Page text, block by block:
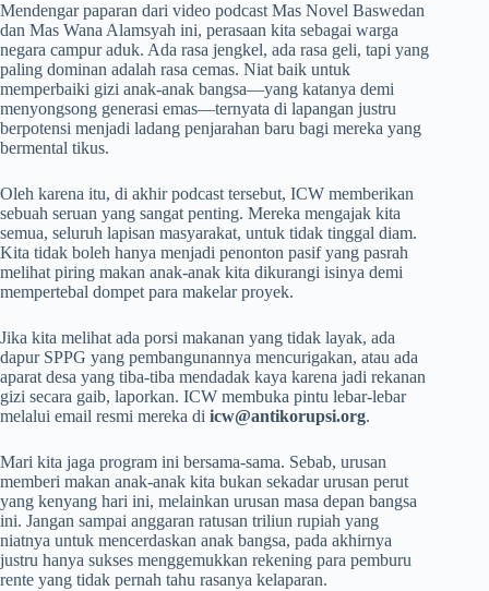
Mendengar paparan dari video podcast Mas Novel Baswedan
dan Mas Wana Alamsyah ini, perasaan kita sebagai warga
negara campur aduk. Ada rasa jengkel, ada rasa geli, tapi yang
paling dominan adalah rasa cemas. Niat baik untuk
memperbaiki gizi anak-anak bangsa—yang katanya demi
menyongsong generasi emas—ternyata di lapangan justru
berpotensi menjadi ladang penjarahan baru bagi mereka yang
bermental tikus.
Oleh karena itu, di akhir podcast tersebut, ICW memberikan
sebuah seruan yang sangat penting. Mereka mengajak kita
semua, seluruh lapisan masyarakat, untuk tidak tinggal diam.
Kita tidak boleh hanya menjadi penonton pasif yang pasrah
melihat piring makan anak-anak kita dikurangi isinya demi
mempertebal dompet para makelar proyek.
Jika kita melihat ada porsi makanan yang tidak layak, ada
dapur SPPG yang pembangunannya mencurigakan, atau ada
aparat desa yang tiba-tiba mendadak kaya karena jadi rekanan
gizi secara gaib, laporkan. ICW membuka pintu lebar-lebar
melalui email resmi mereka di icw@antikorupsi.org.
Mari kita jaga program ini bersama-sama. Sebab, urusan
memberi makan anak-anak kita bukan sekadar urusan perut
yang kenyang hari ini, melainkan urusan masa depan bangsa
ini. Jangan sampai anggaran ratusan triliun rupiah yang
niatnya untuk mencerdaskan anak bangsa, pada akhirnya
justru hanya sukses menggemukkan rekening para pemburu
rente yang tidak pernah tahu rasanya kelaparan.